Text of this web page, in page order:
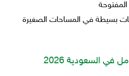
بسيطة في المساحات الصغيرة
في السعودية 2026